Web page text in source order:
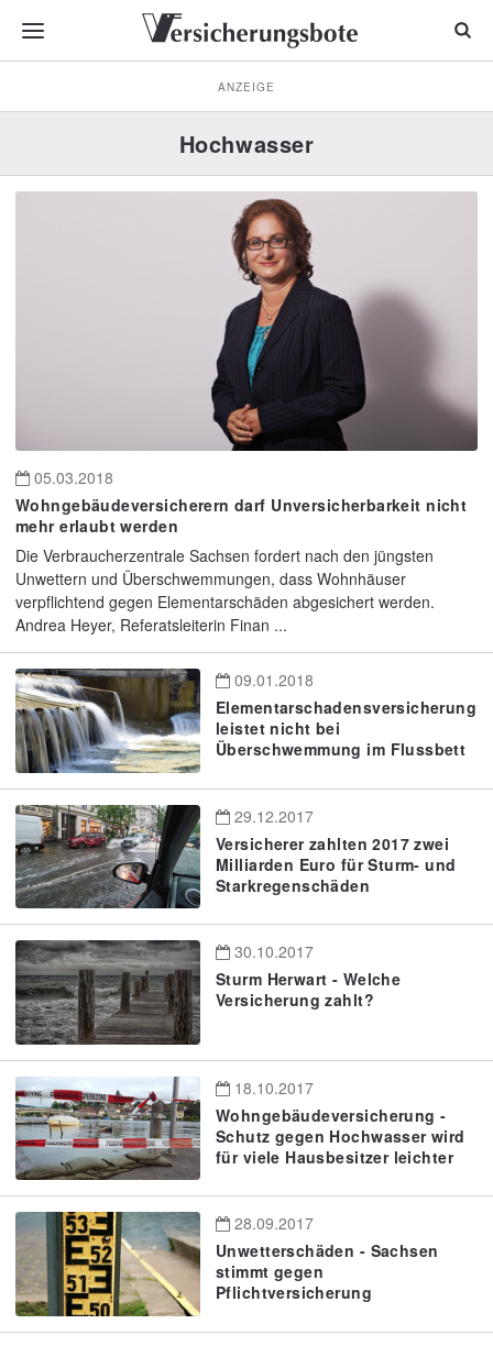
ANZEIGE
Hochwasser
05.03.2018
Wohngebäudeversicherern darf Unversicherbarkeit nicht
mehr erlaubt werden
Die Verbraucherzentrale Sachsen fordert nach den jüngsten
Unwettern und Überschwemmungen, dass Wohnhäuser
verpflichtend gegen Elementarschäden abgesichert werden.
Andrea Heyer, Referatsleiterin Finan ...
09.01.2018
Elementarschadensversicherung
leistet nicht bei
Überschwemmung im Flussbett
29.12.2017
Versicherer zahlten 2017 zwei
Milliarden Euro für Sturm- und
Starkregenschäden
30.10.2017
Sturm Herwart - Welche
Versicherung zahlt?
18.10.2017
Wohngebäudeversicherung -
Schutz gegen Hochwasser wird
für viele Hausbesitzer leichter
28.09.2017
Unwetterschäden - Sachsen
stimmt gegen
Pflichtversicherung